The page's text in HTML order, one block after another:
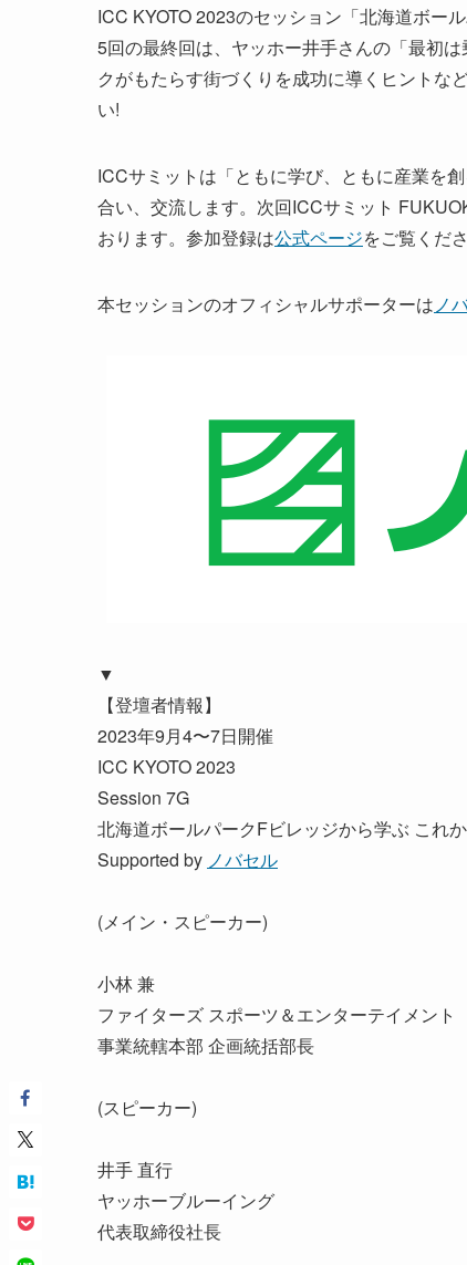
ICC KYOTO 2023のセッション「北海道ボー
5回の最終回は、ヤッホー井手さんの「最初
クがもたらす街づくりを成功に導くヒントな
い!
ICCサミットは「ともに学び、ともに産業を
合い、交流します。次回ICCサミット
おります。参加登録は公式ページをご覧くださ
本セッションのオフィシャルサポーターはノ
▼
【登壇者情報】
2023年9月4〜7日開催
ICC KYOTO 2023
Session 7G
北海道ボールパークFビレッジから学ぶ これ
Supported by ノバセル
(メイン・スピーカー)
小林 兼
ファイターズ スポーツ＆エンターテイメント
事業統轄本部 企画統括部長
(スピーカー)
井手 直行
ヤッホーブルーイング
代表取締役社長